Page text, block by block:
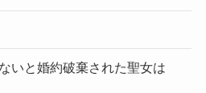
いと婚約破棄された聖女は